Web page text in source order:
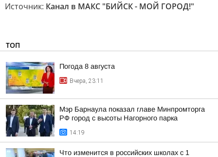
Источник: Канал в МАКС "БИЙСК - МОЙ ГОРОД!"
ТОП
Погода 8 августа
Вчера, 23:11
Мэр Барнаула показал главе Минпромторга
РФ город с высоты Нагорного парка
14:19
Что изменится в российских школах с 1